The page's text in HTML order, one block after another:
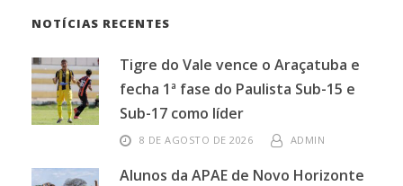
NOTÍCIAS RECENTES
Tigre do Vale vence o Araçatuba e
fecha 1ª fase do Paulista Sub-15 e
Sub-17 como líder
8 DE AGOSTO DE 2026 ADMIN
Alunos da APAE de Novo Horizonte